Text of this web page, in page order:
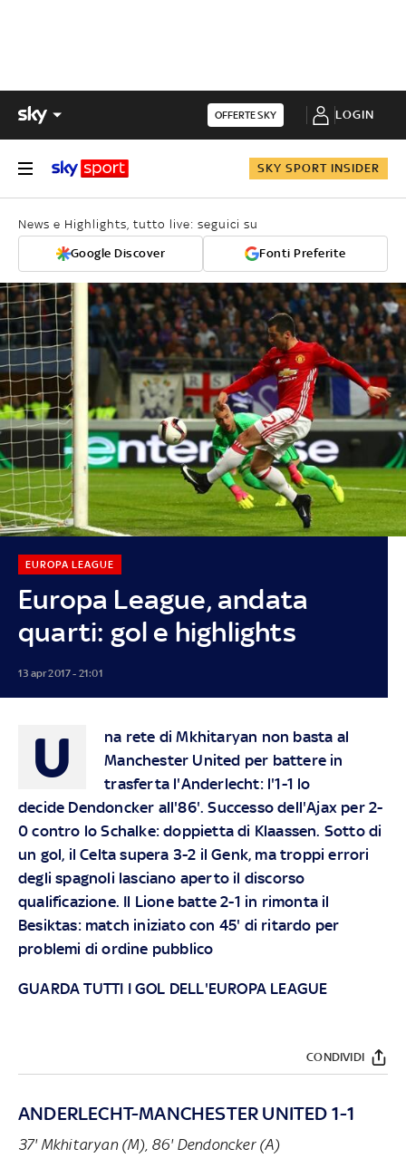
OFFERTE SKY LOGIN
SKY SPORT INSIDER
News e Highlights, tutto live: seguici su
Google Discover Fonti Preferite
Europa League, andata
quarti: gol e highlights
EUROPA LEAGUE
13 apr 2017 - 21:01
U
na rete di Mkhitaryan non basta al
Manchester United per battere in
trasferta l'Anderlecht: l'1-1 lo
decide Dendoncker all'86'. Successo dell'Ajax per 2-
0 contro lo Schalke: doppietta di Klaassen. Sotto di
un gol, il Celta supera 3-2 il Genk, ma troppi errori
degli spagnoli lasciano aperto il discorso
qualificazione. Il Lione batte 2-1 in rimonta il
Besiktas: match iniziato con 45' di ritardo per
problemi di ordine pubblico
GUARDA TUTTI I GOL DELL'EUROPA LEAGUE
CONDIVIDI
ANDERLECHT-MANCHESTER UNITED 1-1
37' Mkhitaryan (M), 86' Dendoncker (A)